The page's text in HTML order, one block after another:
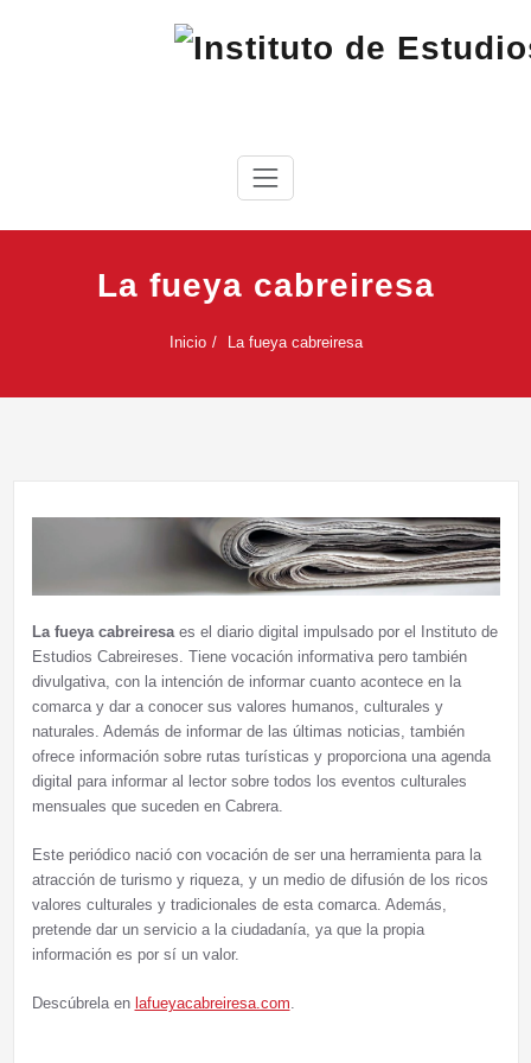
Instituto de Estudios Cabreireses
La fueya cabreiresa
Inicio La fueya cabreiresa
La fueya cabreiresaes el diario digital impulsado por el Instituto de
Estudios Cabreireses. Tiene vocación informativa pero también
divulgativa, con la intención de informar cuanto acontece en la
comarca y dar a conocer sus valores humanos, culturales y
naturales. Además de informar de las últimas noticias, también
ofrece información sobre rutas turísticas y proporciona una agenda
digital para informar al lector sobre todos los eventos culturales
mensuales que suceden en Cabrera.
Este periódico nació con vocación de ser una herramienta para la
atracción de turismo y riqueza, y un medio de difusión de los ricos
valores culturales y tradicionales de esta comarca. Además,
pretende dar un servicio a la ciudadanía, ya que la propia
información es por sí un valor.
Descúbrela en lafueyacabreiresa.com